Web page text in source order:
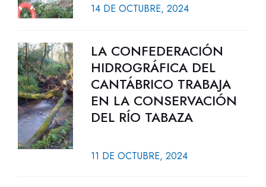
14 DE OCTUBRE, 2024
LA CONFEDERACIÓN
HIDROGRÁFICA DEL
CANTÁBRICO TRABAJA
EN LA CONSERVACIÓN
DEL RÍO TABAZA
11 DE OCTUBRE, 2024